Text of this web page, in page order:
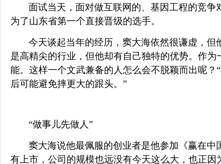
面试当天，面对做互联网的、基因工程的竞
为了山东省第一个直接晋级的选手。
今天谈起当年的经历，窦大海依然很谦虚，
是高精尖的行业，但他却有自己独特的优势。作
能。这样一个文武兼备的人怎么会不脱颖而出呢
后可能避免摔更大的跟头。”
“做事儿先做人”
窦大海说他最佩服的创业者是他参加《赢在中
有上市，公司的规模也远没有今天这么大，也正